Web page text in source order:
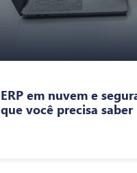
ERP em nuvem e
que você precisa saber